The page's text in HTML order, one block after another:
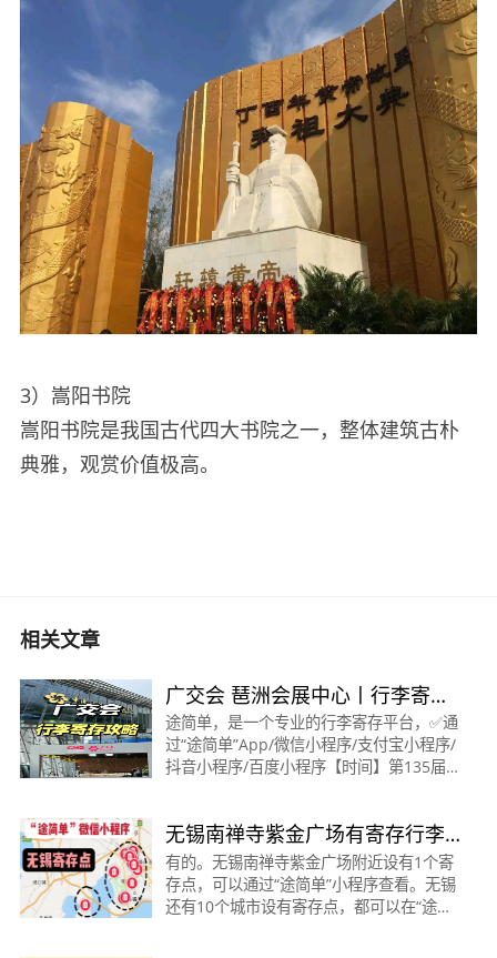
3）嵩阳书院
嵩阳书院是我国古代四大书院之一，整体建筑古朴
典雅，观赏价值极高。
相关文章
广交会 琶洲会展中心丨行李寄存
攻略大全
途简单，是一个专业的行李寄存平台，✅通
过“途简单”App/微信小程序/支付宝小程序/
抖音小程序/百度小程序【时间】第135届广
备、车辆等2⃣️20
无锡南禅寺紫金广场有寄存行李
的地方吗？位置和收费？无锡寄
存
有的。无锡南禅寺紫金广场附近设有1个寄
存点，可以通过“途简单”小程序查看。无锡
还有10个城市设有寄存点，都可以在“途简